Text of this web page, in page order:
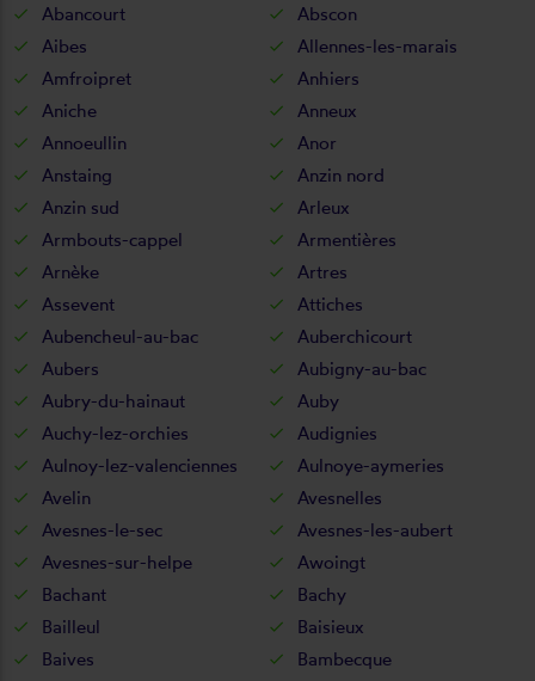
Abancourt
Abscon
Aibes
Allennes-les-marais
Amfroipret
Anhiers
Aniche
Anneux
Annoeullin
Anor
Anstaing
Anzin nord
Anzin sud
Arleux
Armbouts-cappel
Armentières
Arnèke
Artres
Assevent
Attiches
Aubencheul-au-bac
Auberchicourt
Aubers
Aubigny-au-bac
Aubry-du-hainaut
Auby
Auchy-lez-orchies
Audignies
Aulnoy-lez-valenciennes
Aulnoye-aymeries
Avelin
Avesnelles
Avesnes-le-sec
Avesnes-les-aubert
Avesnes-sur-helpe
Awoingt
Bachant
Bachy
Bailleul
Baisieux
Baives
Bambecque